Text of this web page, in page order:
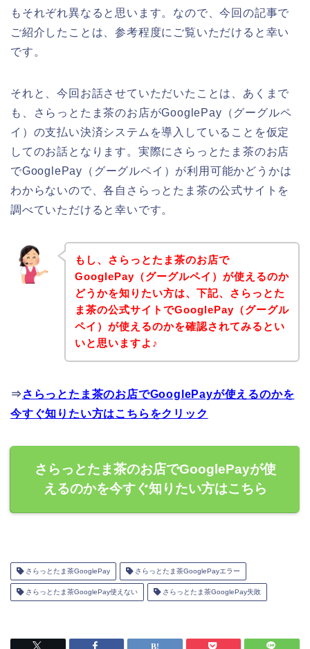
もそれぞれ異なると思います。なので、今回の記事で
ご紹介したことは、参考程度にご覧いただけると幸い
です。
それと、今回お話させていただいたことは、あくまで
も、さらっとたま茶のお店がGooglePay（グーグルペ
イ）の支払い決済システムを導入していることを仮定
してのお話となります。実際にさらっとたま茶のお店
でGooglePay（グーグルペイ）が利用可能かどうかは
わからないので、各自さらっとたま茶の公式サイトを
調べていただけると幸いです。
もし、さらっとたま茶のお店で
GooglePay（グーグルペイ）が使えるのか
どうかを知りたい方は、下記、さらっとた
ま茶の公式サイトでGooglePay（グーグル
ペイ）が使えるのかを確認されてみるとい
いと思いますよ♪
⇒ さらっとたま茶のお店でGooglePayが使えるのかを
今すぐ知りたい方はこちらをクリック
さらっとたま茶のお店でGooglePayが使
えるのかを今すぐ知りたい方はこちら
さらっとたま茶GooglePay さらっとたま茶GooglePayエラー
さらっとたま茶GooglePay使えない さらっとたま茶GooglePay失敗